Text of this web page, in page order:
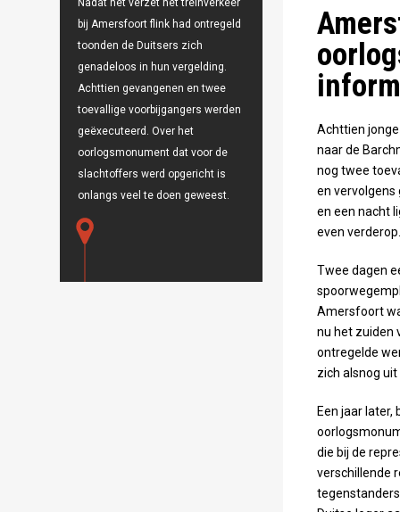
Nadat het verzet het treinverkeer
bij Amersfoort flink had ontregeld
toonden de Duitsers zich
genadeloos in hun vergelding.
Achttien gevangenen en twee
toevallige voorbijgangers werden
geëxecuteerd. Over het
oorlogsmonument dat voor de
slachtoffers werd opgericht is
onlangs veel te doen geweest.
Achttien
naar de
nog twee
en vervolgens
en een nacht
even verderop.
Twee dagen
Amersfoort
nu het zuiden
ontregelde
zich alsnog uit
Een jaar
die bij de
verschillende